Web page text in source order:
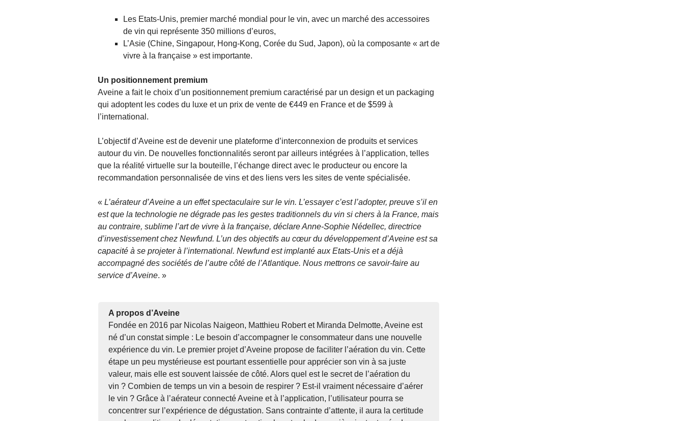
Les Etats-Unis, premier marché mondial pour le vin, avec un marché des accessoires
de vin qui représente 350 millions d’euros,
L’Asie (Chine, Singapour, Hong-Kong, Corée du Sud, Japon), où la composante « art de
vivre à la française » est importante.
Un positionnement premium
Aveine a fait le choix d’un positionnement premium caractérisé par un design et un packaging
qui adoptent les codes du luxe et un prix de vente de €449 en France et de $599 à
l’international.
L’objectif d’Aveine est de devenir une plateforme d’interconnexion de produits et services
autour du vin. De nouvelles fonctionnalités seront par ailleurs intégrées à l’application, telles
que la réalité virtuelle sur la bouteille, l’échange direct avec le producteur ou encore la
recommandation personnalisée de vins et des liens vers les sites de vente spécialisée.
« L’aérateur d’Aveine a un effet spectaculaire sur le vin. L’essayer c’est l’adopter, preuve s’il en
est que la technologie ne dégrade pas les gestes traditionnels du vin si chers à la France, mais
au contraire, sublime l’art de vivre à la française, déclare Anne-Sophie Nédellec, directrice
d’investissement chez Newfund. L’un des objectifs au cœur du développement d’Aveine est sa
capacité à se projeter à l’international. Newfund est implanté aux Etats-Unis et a déjà
accompagné des sociétés de l’autre côté de l’Atlantique. Nous mettrons ce savoir-faire au
service d’Aveine. »
A propos d’Aveine
Fondée en 2016 par Nicolas Naigeon, Matthieu Robert et Miranda Delmotte, Aveine est
né d’un constat simple : Le besoin d’accompagner le consommateur dans une nouvelle
expérience du vin. Le premier projet d’Aveine propose de faciliter l’aération du vin. Cette
étape un peu mystérieuse est pourtant essentielle pour apprécier son vin à sa juste
valeur, mais elle est souvent laissée de côté. Alors quel est le secret de l’aération du
vin ? Combien de temps un vin a besoin de respirer ? Est-il vraiment nécessaire d’aérer
le vin ? Grâce à l’aérateur connecté Aveine et à l’application, l’utilisateur pourra se
concentrer sur l’expérience de dégustation. Sans contrainte d’attente, il aura la certitude